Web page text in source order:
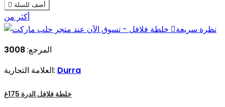
 أضف للسلة
أكثر من
نظرة سريعة
المرجع:3008
العلامة التجارية: Durra
خلطة فلافل الدرة 175غ